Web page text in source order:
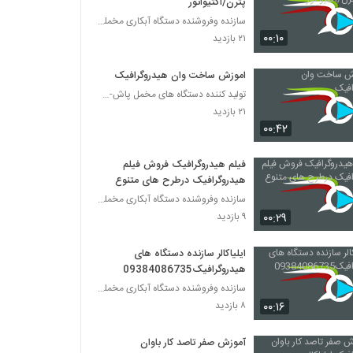
۰۰:۱۰
سازنده وفروشنده دستگاه آبکاری مخملپاش هیدروگرافیک
۲۱ بازدید
۰۰:۴۲
اموزش ساخت وان هیدروگرافیک
تولید کننده دستگاه های مخمل پاش-هیدروگرافیک-ابکاری
۲۱ بازدید
۰۰:۲۹
فیلم هیدروگرافیک فروش فیلم
هیدروگرافیک درطرح های متنوع
سازنده وفروشنده دستگاه آبکاری مخملپاش هیدروگرافیک
۹ بازدید
۰۰:۱۶
ایلیاکالر سازنده دستگاه های
هیدروگرافیک09384086735
سازنده وفروشنده دستگاه آبکاری مخملپاش هیدروگرافیک
۸ بازدید
آموزش صفر تاصد کار باوان